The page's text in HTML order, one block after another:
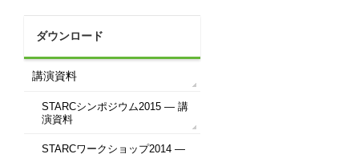
ダウンロード
講演資料
STARCシンポジウム2015 ― 講
演資料
STARCワークショップ2014 ―